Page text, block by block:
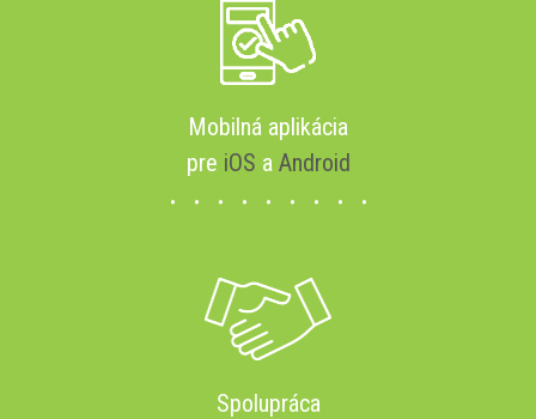
Mobilná aplikácia
pre iOS a Android
Spolupráca